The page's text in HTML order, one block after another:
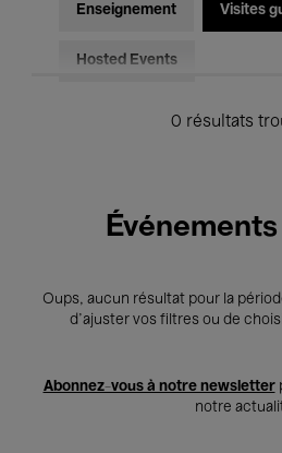
Enseignement Visites
Hosted Events
0 résultats
Oups, aucun résultat pour la
d’ajuster vos filtres ou de
Abonnez-vous à notre newsletter
notre